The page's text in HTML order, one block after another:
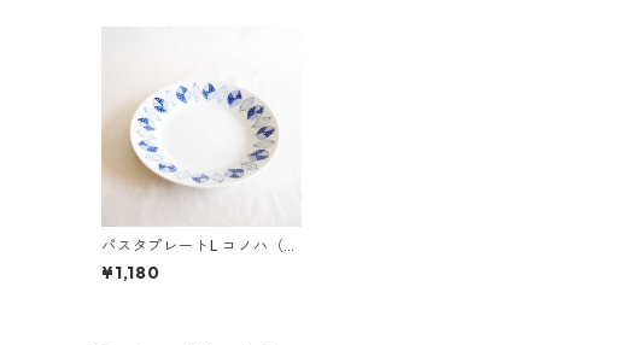
パスタプレートL コノハ（2
4cm）
¥1,180